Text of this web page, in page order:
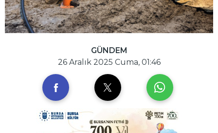
GÜNDEM
26 Aralık 2025 Cuma, 01:46